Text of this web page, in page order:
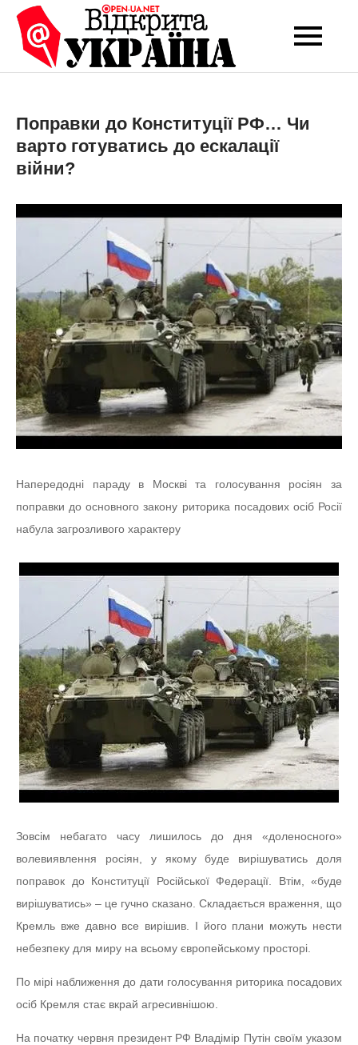
Перейти
вмісту
Open-UA
NET
Це ваше надійне
експертних думок
Поправки до Конституції РФ… Чи
варто готуватись до ескалації
війни?
Напередодні параду в Москві та голосування росіян за
поправки до основного закону риторика посадових осіб Росії
набула загрозливого характеру
Зовсім небагато часу лишилось до дня «доленосного»
волевиявлення росіян, у якому буде вирішуватись доля
поправок до Конституції Російської Федерації. Втім, «буде
вирішуватись» – це гучно сказано. Складається враження, що
Кремль вже давно все вирішив. І його плани можуть нести
небезпеку для миру на всьому європейському просторі.
По мірі наближення до дати голосування риторика посадових
осіб Кремля стає вкрай агресивнішою.
На початку червня президент РФ Владімір Путін своїм указом